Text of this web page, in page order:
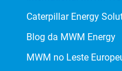
Caterpillar Energy
Blog da MWM Energy
MWM no Leste